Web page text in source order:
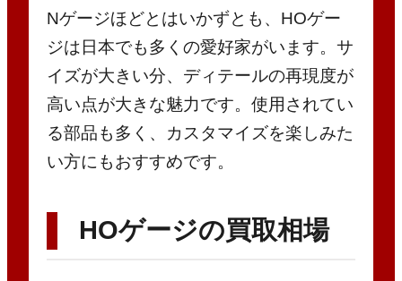
Nゲージほどとはいかずとも、HOゲー
ジは日本でも多くの愛好家がいます。サ
イズが大きい分、ディテールの再現度が
高い点が大きな魅力です。使用されてい
る部品も多く、カスタマイズを楽しみた
い方にもおすすめです。
HOゲージの買取相場